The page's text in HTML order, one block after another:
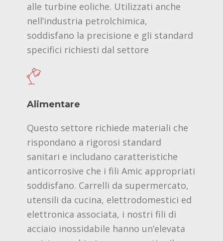
alle turbine eoliche. Utilizzati anche
nell’industria petrolchimica,
soddisfano la precisione e gli standard
specifici richiesti dal settore
Alimentare
Questo settore richiede materiali che
rispondano a rigorosi standard
sanitari e includano caratteristiche
anticorrosive che i fili Amic appropriati
soddisfano. Carrelli da supermercato,
utensili da cucina, elettrodomestici ed
elettronica associata, i nostri fili di
acciaio inossidabile hanno un’elevata